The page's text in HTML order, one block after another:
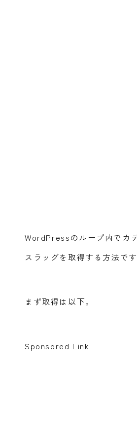
WordPressのループ内でカ
スラッグを取得する方法です
まず取得は以下。
Sponsored Link